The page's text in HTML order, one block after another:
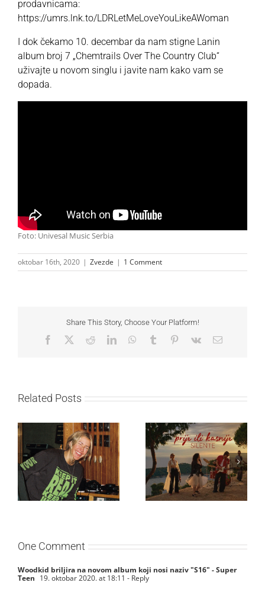
prodavnicama:
https://umrs.lnk.to/LDRLetMeLoveYouLikeAWoman
I dok čekamo 10. decembar da nam stigne Lanin
album broj 7 „Chemtrails Over The Country Club“
uživajte u novom singlu i javite nam kako vam se
dopada.
Foto: Univesal Music Serbia
oktobar 16th, 2020 | Zvezde | 1 Comment
Share This Story, Choose Your Platform!
Facebook RedditLinkedInWhatsApp
Tumblr Pinterest
Vk Email
Related Posts
Ellie Goulding otkriva
nežniju stranu novim
singlom „4 Seasons“
Silente objavio novi
singl “Prije ili kasnije”
One Comment
Woodkid briljira na novom album koji nosi naziv "S16" - Super
Teen 19. oktobar 2020. at 18:11 - Reply